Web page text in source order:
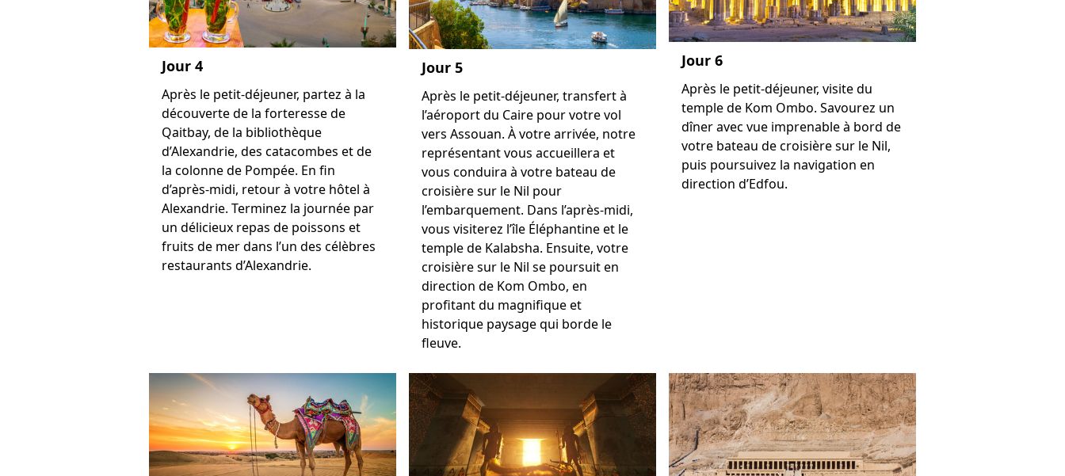
Jour 4
Après le petit-déjeuner, partez à la
découverte de la forteresse de
Qaitbay, de la bibliothèque
d’Alexandrie, des catacombes et de
la colonne de Pompée. En fin
d’après-midi, retour à votre hôtel à
Alexandrie. Terminez la journée par
un délicieux repas de poissons et
fruits de mer dans l’un des célèbres
restaurants d’Alexandrie.
Jour 5
Après le petit-déjeuner, transfert à
l’aéroport du Caire pour votre vol
vers Assouan. À votre arrivée, notre
représentant vous accueillera et
vous conduira à votre bateau de
croisière sur le Nil pour
l’embarquement. Dans l’après-midi,
vous visiterez l’île Éléphantine et le
temple de Kalabsha. Ensuite, votre
croisière sur le Nil se poursuit en
direction de Kom Ombo, en
profitant du magnifique et
historique paysage qui borde le
fleuve.
Jour 6
Après le petit-déjeuner, visite du
temple de Kom Ombo. Savourez un
dîner avec vue imprenable à bord de
votre bateau de croisière sur le Nil,
puis poursuivez la navigation en
direction d’Edfou.